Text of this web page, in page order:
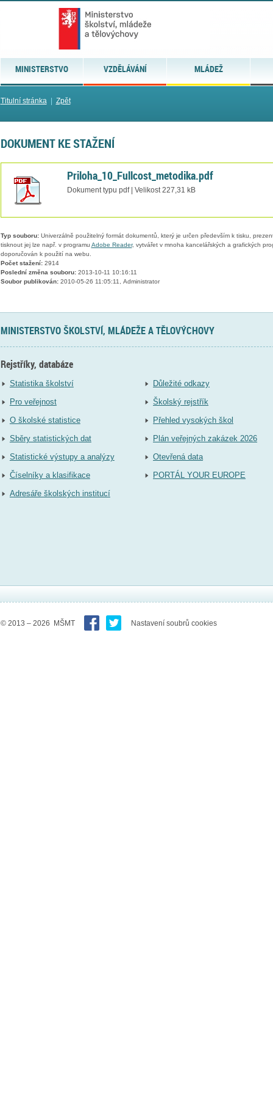
MINISTERSTVO VZDĚLÁVÁNÍ MLÁDEŽ
Titulní stránka| Zpět
DOKUMENT KE STAŽENÍ
Priloha_10_Fullcost_metodika.pdf
Dokument typu pdf | Velikost 227,31 kB
Typ souboru:Univerzálně použitelný formát dokumentů, který je určen především k tisku,
tisknout jej lze např. v programu Adobe Reader, vytvářet v mnoha kancelářských a grafických
doporučován k použití na webu.
Počet stažení:2914
Poslední změna souboru:2013-10-11 10:16:11
Soubor publikován:2010-05-26 11:05:11, Administrator
MINISTERSTVO ŠKOLSTVÍ, MLÁDEŽE A TĚLOVÝCHOVY
Rejstříky, databáze
Statistika školství
Pro veřejnost
O školské statistice
Sběry statistických dat
Statistické výstupy a analýzy
Číselníky a klasifikace
Adresáře školských institucí
Důležité odkazy
Školský rejstřík
Přehled vysokých škol
Plán veřejných zakázek 2026
Otevřená data
PORTÁL YOUR EUROPE
© 2013 – 2026 MŠMT Nastavení soubrů cookies